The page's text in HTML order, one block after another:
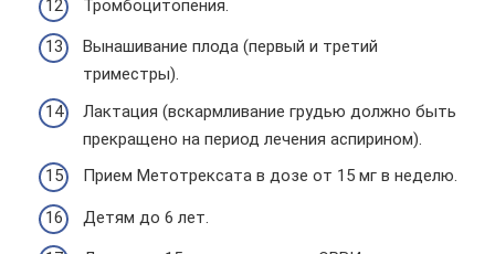
Тромбоцитопения.
Вынашивание плода (первый и третий
триместры).
Лактация (вскармливание грудью должно быть
прекращено на период лечения аспирином).
Прием Метотрексата в дозе от 15 мг в неделю.
Детям до 6 лет.